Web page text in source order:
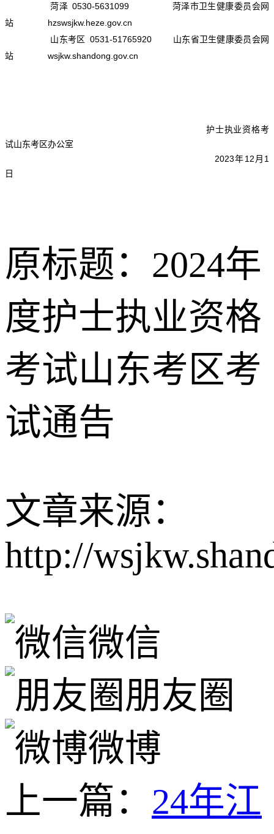
菏泽 0530-5631099 菏泽市卫生健康委员会网
站 hzswsjkw.heze.gov.cn
山东考区 0531-51765920 山东省卫生健康委员会网
站 wsjkw.shandong.gov.cn
护士执业资格考
试山东考区办公室
2023年12月1
日
原标题：2024年
度护士执业资格
考试山东考区考
试通告
文章来源：
http://
微信
朋友圈
微博
上一篇： 24年江